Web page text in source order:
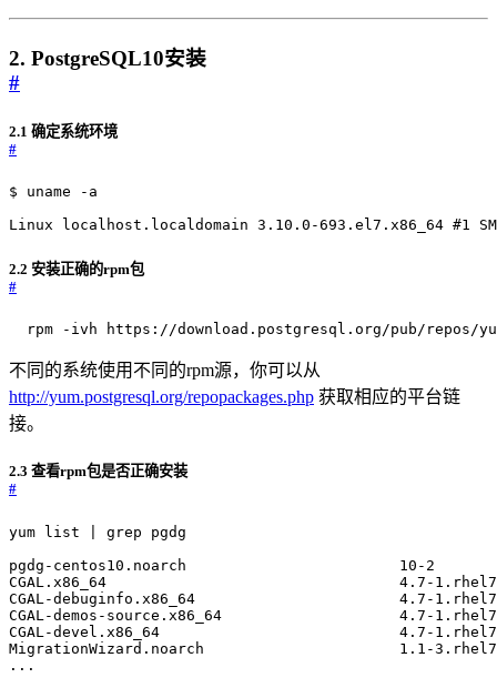
2. PostgreSQL10安装
#
2.1 确定系统环境
#
Linux localhost.localdomain 3.10.0-693.el7.x86_64 #1
2.2 安装正确的rpm包
#
rpm -ivh https://download.postgresql.org/pub/repos/
不同的系统使用不同的rpm源，你可以从
http://yum.postgresql.org/repopackages.php 获取相应的平台链
接。
2.3 查看rpm包是否正确安装
#
...